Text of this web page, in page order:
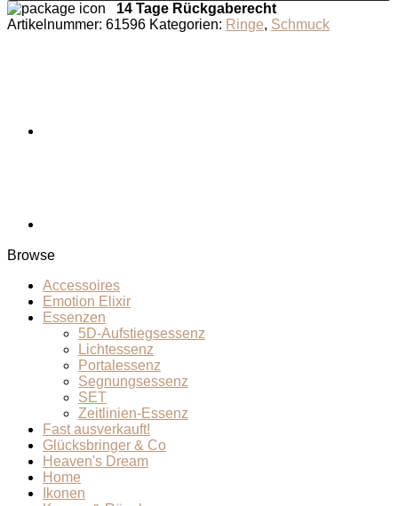
14 Tage Rückgaberecht
Artikelnummer: 61596 Kategorien: Ringe, Schmuck
Browse
Accessoires
Emotion Elixir
Essenzen
5D-Aufstiegsessenz
Lichtessenz
Portalessenz
Segnungsessenz
SET
Zeitlinien-Essenz
Fast ausverkauft!
Glücksbringer & Co
Heaven's Dream
Home
Ikonen